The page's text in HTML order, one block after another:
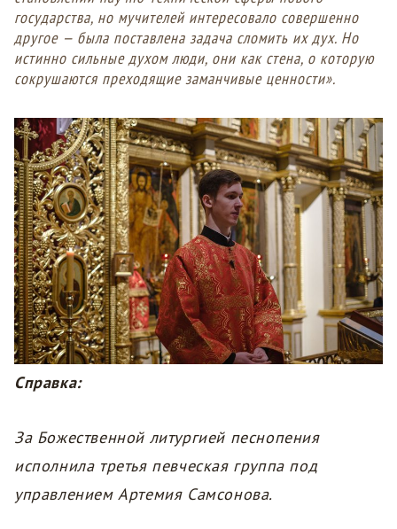
государства, но мучителей интересовало совершенно
другое — была поставлена задача сломить их дух. Но
истинно сильные духом люди, они как стена, о которую
сокрушаются преходящие заманчивые ценности».
Справка:
За Божественной литургией песнопения
исполнила третья певческая группа под
управлением Артемия Самсонова.